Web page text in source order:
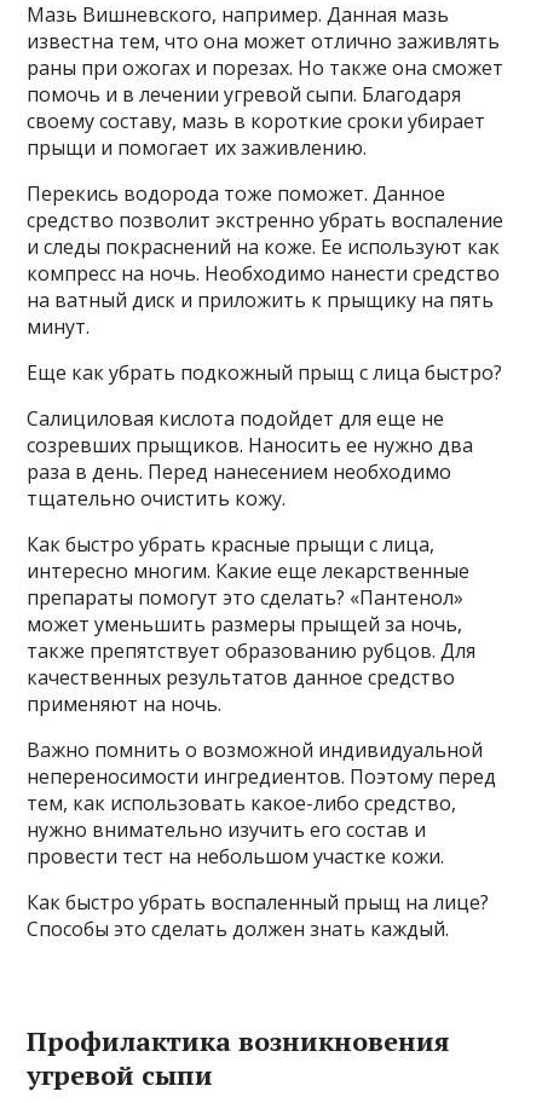
Мазь Вишневского, например. Данная мазь
известна тем, что она может отлично заживлять
раны при ожогах и порезах. Но также она сможет
помочь и в лечении угревой сыпи. Благодаря
своему составу, мазь в короткие сроки убирает
прыщи и помогает их заживлению.
Перекись водорода тоже поможет. Данное
средство позволит экстренно убрать воспаление
и следы покраснений на коже. Ее используют как
компресс на ночь. Необходимо нанести средство
на ватный диск и приложить к прыщику на пять
минут.
Еще как убрать подкожный прыщ с лица быстро?
Салициловая кислота подойдет для еще не
созревших прыщиков. Наносить ее нужно два
раза в день. Перед нанесением необходимо
тщательно очистить кожу.
Как быстро убрать красные прыщи с лица,
интересно многим. Какие еще лекарственные
препараты помогут это сделать? «Пантенол»
может уменьшить размеры прыщей за ночь,
также препятствует образованию рубцов. Для
качественных результатов данное средство
применяют на ночь.
Важно помнить о возможной индивидуальной
непереносимости ингредиентов. Поэтому перед
тем, как использовать какое-либо средство,
нужно внимательно изучить его состав и
провести тест на небольшом участке кожи.
Как быстро убрать воспаленный прыщ на лице?
Способы это сделать должен знать каждый.
Профилактика возникновения
угревой сыпи